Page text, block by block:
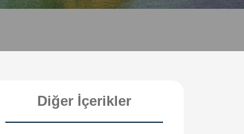
Diğer İçerikler